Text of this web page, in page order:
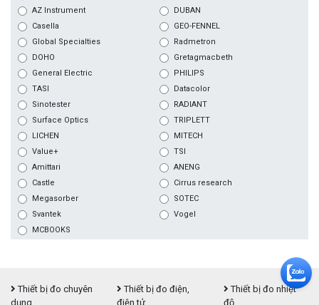
AZ Instrument
DUBAN
Casella
GEO-FENNEL
Global Specialties
Radmetron
DOHO
Gretagmacbeth
General Electric
PHILIPS
TASI
Datacolor
Sinotester
RADIANT
Surface Optics
TRIPLETT
LICHEN
MITECH
Value+
TSI
Amittari
ANENG
Castle
Cirrus research
Megasorber
SOTEC
Svantek
Vogel
MCBOOKS
Thiết bị đo chuyên
dụng
Thiết bị đo điện,
điện tử
Thiết bị đo nhiệt
độ